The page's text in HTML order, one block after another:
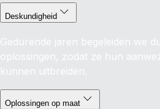
Deskundigheid
Gedurende jaren begeleiden we
oplossingen, zodat ze hun
kunnen uitbreiden.
Oplossingen op maat